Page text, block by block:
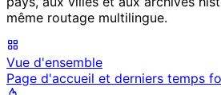
même routage multilingue.
Vue d'ensemble
Page d'accueil et derniers temps